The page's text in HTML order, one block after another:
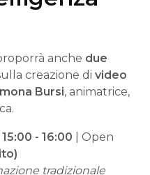
anche due
creazione di video
Bursi, animatrice,
- 16:00 | Open
tradizionale